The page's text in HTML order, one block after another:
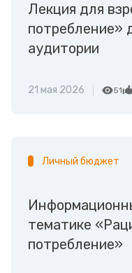
Лекция для
потребление»
аудитории
21 мая 2026 51
Личный бюджет
тематике
потребление»